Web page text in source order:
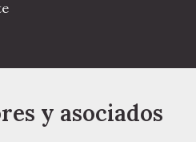
y asociados